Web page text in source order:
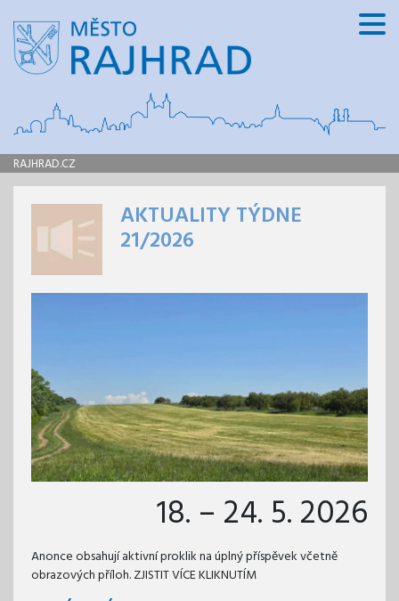
RAJHRAD.CZ
AKTUALITY TÝDNE
21/2026
18. – 24. 5. 2026
Anonce obsahují aktivní proklik na úplný příspěvek včetně
obrazových příloh. ZJISTIT VÍCE KLIKNUTÍM